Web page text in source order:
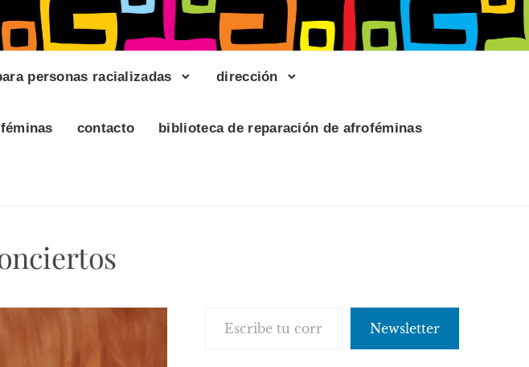
personas racializadas dirección
contacto biblioteca de reparación de afroféminas
Newsletter